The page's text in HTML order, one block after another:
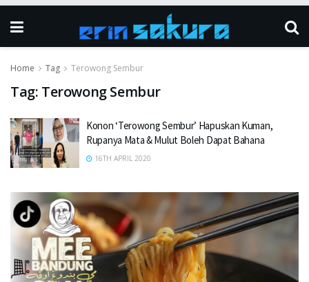
Home Tag Terowong Sembur
Tag: Terowong Sembur
Konon ‘Terowong Sembur’ Hapuskan Kuman,
Rupanya Mata & Mulut Boleh Dapat Bahana
16TH APRIL 2020